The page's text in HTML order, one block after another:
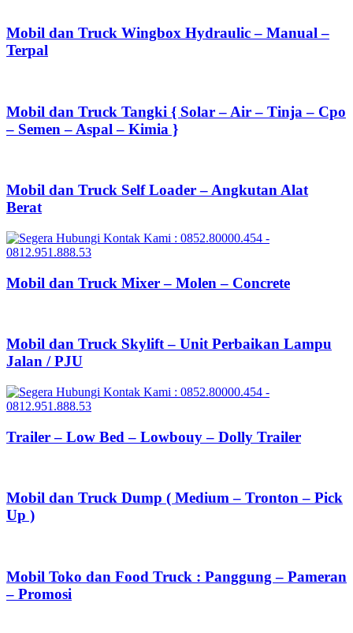
Mobil dan Truck Wingbox Hydraulic – Manual –
Terpal
Mobil dan Truck Tangki { Solar – Air – Tinja – Cpo
– Semen – Aspal – Kimia }
Mobil dan Truck Self Loader – Angkutan Alat
Berat
Mobil dan Truck Mixer – Molen – Concrete
Mobil dan Truck Skylift – Unit Perbaikan Lampu
Jalan / PJU
Trailer – Low Bed – Lowbouy – Dolly Trailer
Mobil dan Truck Dump ( Medium – Tronton – Pick
Up )
Mobil Toko dan Food Truck : Panggung – Pameran
– Promosi